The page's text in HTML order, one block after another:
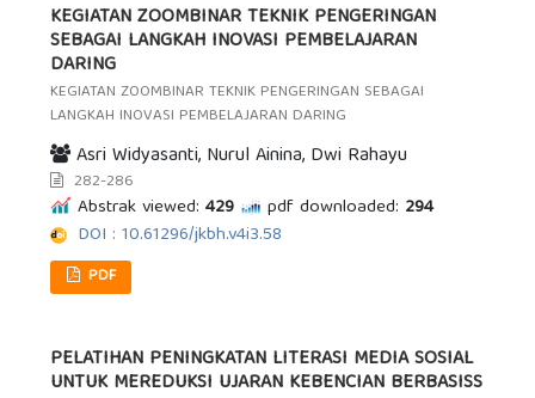
KEGIATAN ZOOMBINAR TEKNIK PENGERINGAN
SEBAGAI LANGKAH INOVASI PEMBELAJARAN
DARING
KEGIATAN ZOOMBINAR TEKNIK PENGERINGAN SEBAGAI
LANGKAH INOVASI PEMBELAJARAN DARING
Asri Widyasanti, Nurul Ainina, Dwi Rahayu
282-286
Abstrak viewed: 429 pdf downloaded: 294
DOI : 10.61296/jkbh.v4i3.58
PDF
PELATIHAN PENINGKATAN LITERASI MEDIA SOSIAL
UNTUK MEREDUKSI UJARAN KEBENCIAN BERBASISS